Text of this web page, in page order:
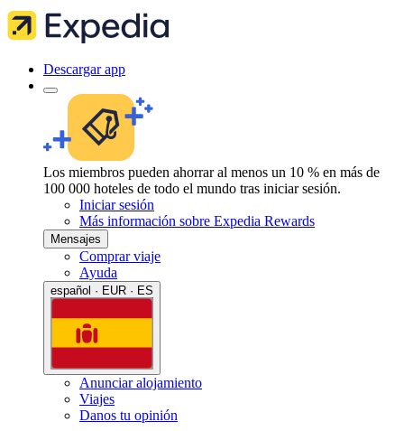
Descargar app
Los miembros pueden ahorrar al menos un 10 % en más de
100 000 hoteles de todo el mundo tras iniciar sesión.
Iniciar sesión
Más información sobre Expedia Rewards
Mensajes
Comprar viaje
Ayuda
español · EUR · ES
Anunciar alojamiento
Viajes
Danos tu opinión